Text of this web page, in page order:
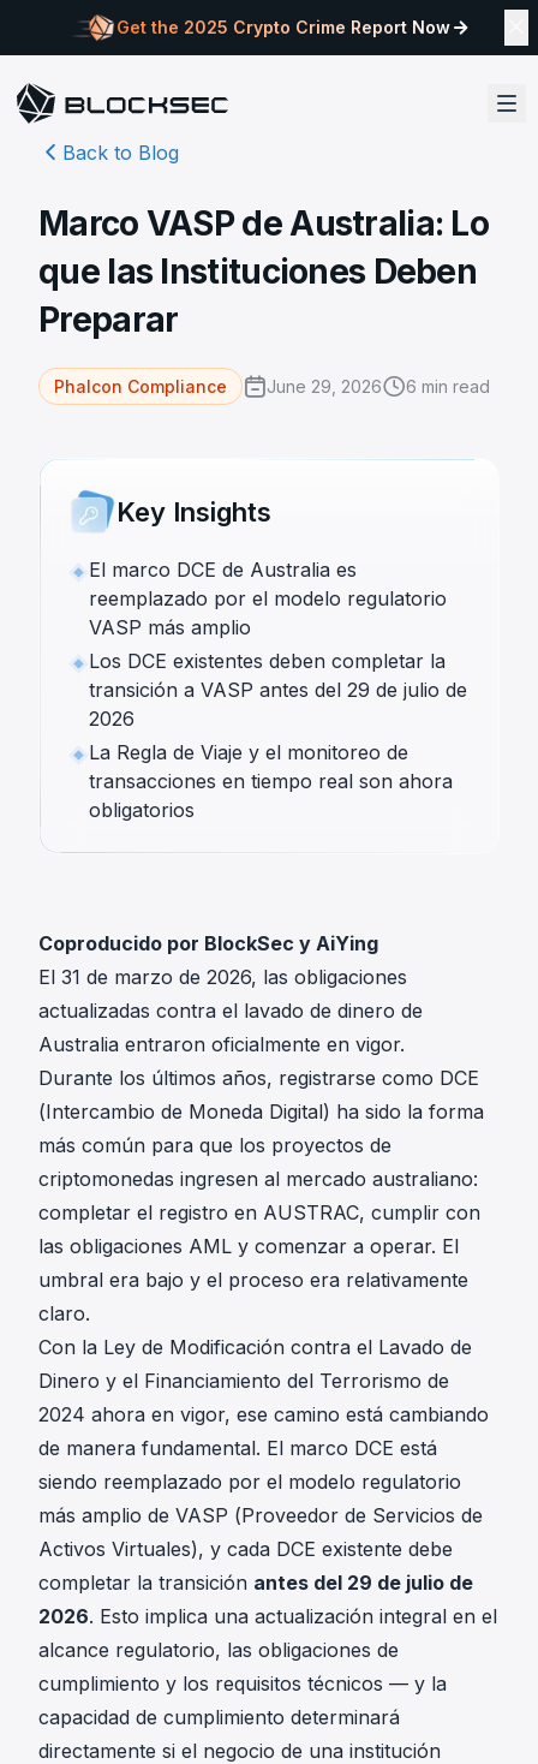
Get the 2025 Crypto Crime Report Now
Back to Blog
Marco VASP de Australia: Lo
que las Instituciones Deben
Preparar
Phalcon Compliance June 29, 2026 6 min read
Key Insights
El marco DCE de Australia es
reemplazado por el modelo regulatorio
VASP más amplio
Los DCE existentes deben completar la
transición a VASP antes del 29 de julio de
2026
La Regla de Viaje y el monitoreo de
transacciones en tiempo real son ahora
obligatorios
Coproducido por BlockSec y AiYing
El 31 de marzo de 2026, las obligaciones
actualizadas contra el lavado de dinero de
Australia entraron oficialmente en vigor.
Durante los últimos años, registrarse como DCE
(Intercambio de Moneda Digital) ha sido la forma
más común para que los proyectos de
criptomonedas ingresen al mercado australiano:
completar el registro en AUSTRAC, cumplir con
las obligaciones AML y comenzar a operar. El
umbral era bajo y el proceso era relativamente
claro.
Con la Ley de Modificación contra el Lavado de
Dinero y el Financiamiento del Terrorismo de
2024 ahora en vigor, ese camino está cambiando
de manera fundamental. El marco DCE está
siendo reemplazado por el modelo regulatorio
más amplio de VASP (Proveedor de Servicios de
Activos Virtuales), y cada DCE existente debe
completar la transición antes del 29 de julio de
2026. Esto implica una actualización integral en el
alcance regulatorio, las obligaciones de
cumplimiento y los requisitos técnicos — y la
capacidad de cumplimiento determinará
directamente si el negocio de una institución